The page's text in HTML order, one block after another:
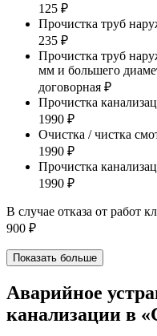
125 ₽
Прочистка труб
235 ₽
Прочистка труб
мм и большего
договорная ₽
Прочистка
1990 ₽
Очистка / чистка
1990 ₽
Прочистка
1990 ₽
В случае отказа от работ
900 ₽
Показать больше
Аварийное
канализации в